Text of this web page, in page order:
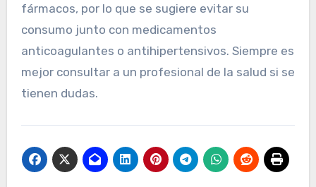
fármacos, por lo que se sugiere evitar su
consumo junto con medicamentos
anticoagulantes o antihipertensivos. Siempre es
mejor consultar a un profesional de la salud si se
tienen dudas.